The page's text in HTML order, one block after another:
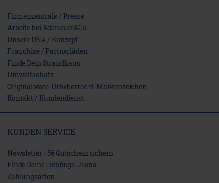
Firmenzentrale / Presse
Arbeite bei Adenauer&Co
Unsere DNA / Konzept
Franchise / Partnerläden
Finde Dein Strandhaus
Umweltschutz
Originalware-Urheberrecht-Markenzeichen
Kontakt / Kundendienst
KUNDEN SERVICE
Newsletter - 5€ Gutschein sichern
Finde Deine Lieblings-Jeans
Zahlungsarten